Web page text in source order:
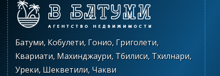
Батуми, Кобулети, Гонио, Григолети,
Квариати, Махинджаури, Тбилиси, Тхилнари,
Уреки, Шекветили, Чакви